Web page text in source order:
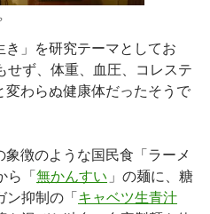
」を研究テーマとしてお
せず、体重、血圧、コレステ
変わらぬ健康体だったそうで
徴のような国民食「ラーメ
ら「無かんすい 」の麺に、糖
ン抑制の「キャベツ生青汁